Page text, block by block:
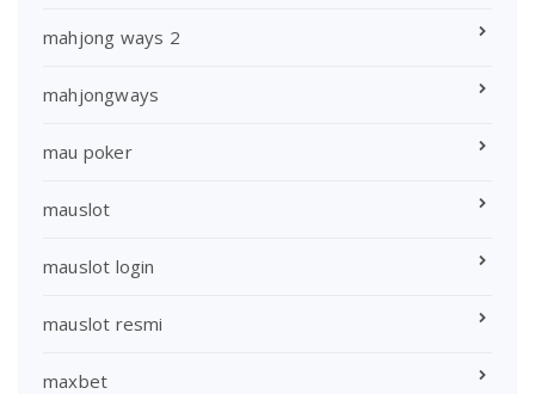
mahjong ways 2
mahjongways
mau poker
mauslot
mauslot login
mauslot resmi
maxbet